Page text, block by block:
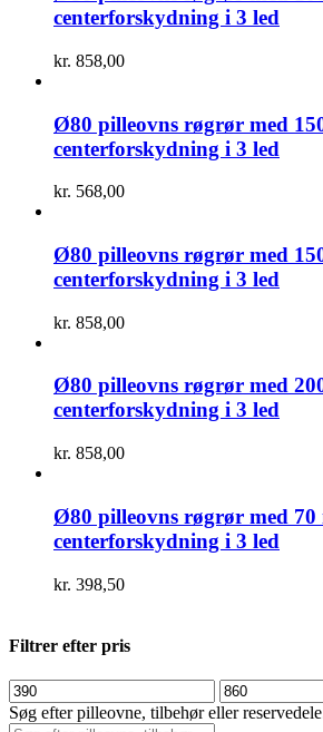
centerforskydning i 3 led
kr. 858,00
Ø80 pilleovns røgrør med
centerforskydning i 3 led
kr. 568,00
Ø80 pilleovns røgrør med
centerforskydning i 3 led
kr. 858,00
Ø80 pilleovns røgrør med
centerforskydning i 3 led
kr. 858,00
Ø80 pilleovns røgrør med 70
centerforskydning i 3 led
kr. 398,50
Filtrer efter pris
Mindste
pris
Højeste
pris
Søg efter pilleovne, tilbehør eller